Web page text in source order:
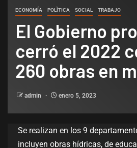
ECONOMÍA POLÌTICA SOCIAL TRABAJO
El Gobierno
cerró el 2022
260 obras en
admin enero 5, 2023
Se realizan en los 9
incluyen obras hídricas, de